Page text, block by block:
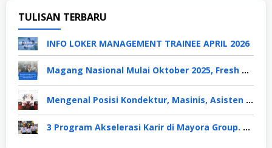
TULISAN TERBARU
INFO LOKER MANAGEMENT TRAINEE APRIL 2026
Magang Nasional Mulai Oktober 2025, Fresh Graduate Dapat Gaji UMP Selama 6 Bulan
Mengenal Posisi Kondektur, Masinis, Asisten PPKA, Pemeliharaan Sarana dan Prasarana, Polsuska (Polisi Khusus Kereta Api), di PT KAI
3 Program Akselerasi Karir di Mayora Group. Apa Saja? Berikut Penjelasannya